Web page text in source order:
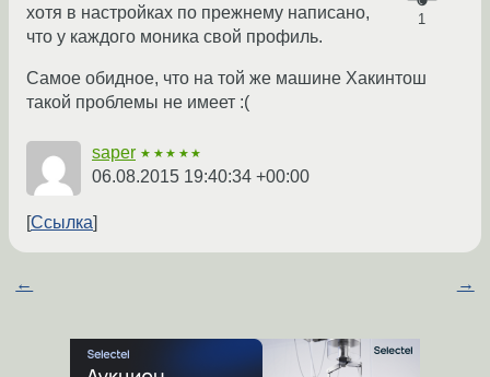
1
хотя в настройках по прежнему написано,
что у каждого моника свой профиль.
Самое обидное, что на той же машине Хакинтош
такой проблемы не имеет :(
saper ★★★★★
06.08.2015 19:40:34 +00:00
Ссылка
← →